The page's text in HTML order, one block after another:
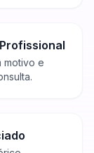
motivo e